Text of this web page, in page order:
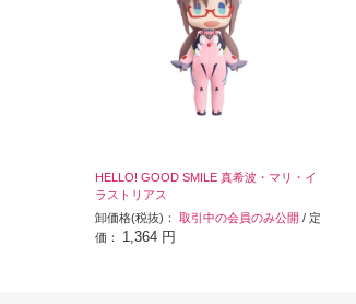
HELLO! GOOD SMILE 真希波・マリ・イ
ラストリアス
卸価格(税抜)： 取引中の会員のみ公開 / 定
価： 1,364 円